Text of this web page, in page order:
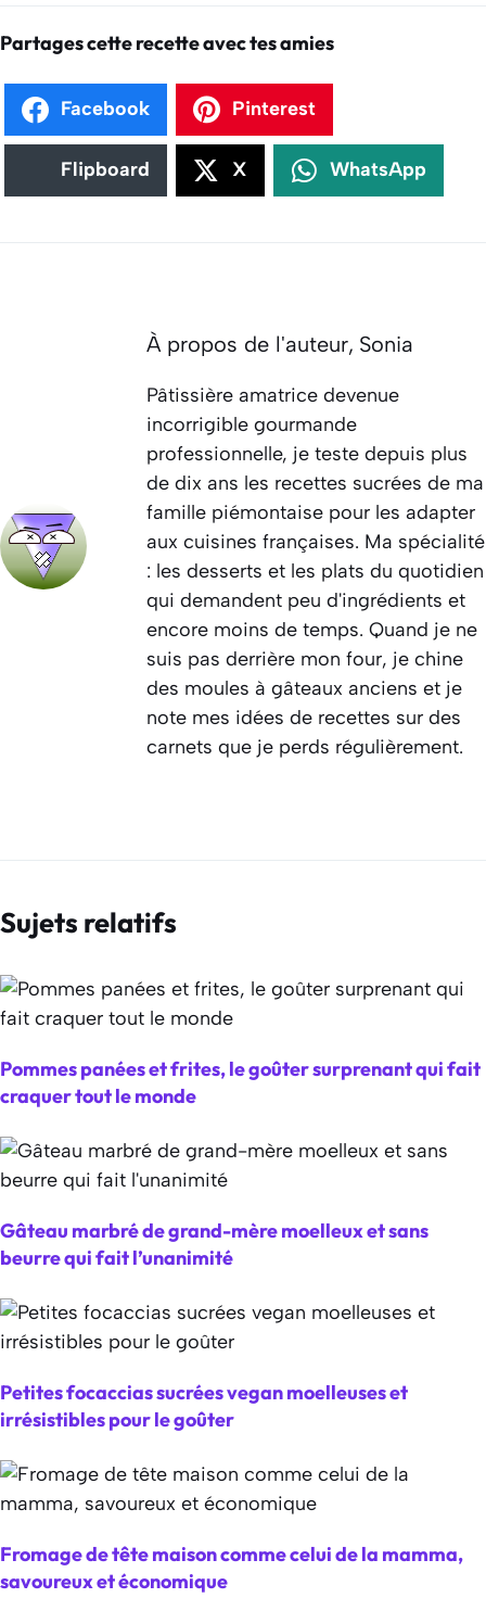
Partages cette recette avec tes amies
Facebook Pinterest
Flipboard X WhatsApp
À propos de l'auteur, Sonia
Pâtissière amatrice devenue
incorrigible gourmande
professionnelle, je teste depuis plus
de dix ans les recettes sucrées de ma
famille piémontaise pour les adapter
aux cuisines françaises. Ma spécialité
: les desserts et les plats du quotidien
qui demandent peu d'ingrédients et
encore moins de temps. Quand je ne
suis pas derrière mon four, je chine
des moules à gâteaux anciens et je
note mes idées de recettes sur des
carnets que je perds régulièrement.
Sujets relatifs
Pommes panées et frites, le goûter surprenant qui fait
craquer tout le monde
Gâteau marbré de grand-mère moelleux et sans
beurre qui fait l’unanimité
Petites focaccias sucrées vegan moelleuses et
irrésistibles pour le goûter
Fromage de tête maison comme celui de la mamma,
savoureux et économique